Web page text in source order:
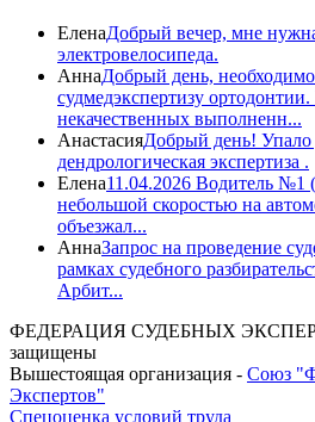
ЕленаДобрый вечер, мне
электровелосипеда.
АннаДобрый день,
судмедэкспертизу
некачественных выполненн...
АнастасияДобрый день! Упало
дендрологическая экспертиза .
Елена11.04.2026 Водитель №1
небольшой скоростью на
объезжал...
АннаЗапрос на проведение
рамках судебного
Арбит...
ФЕДЕРАЦИЯ СУДЕБНЫХ
защищены
Вышестоящая организация - Союз
Экспертов"
Спецоценка условий труда